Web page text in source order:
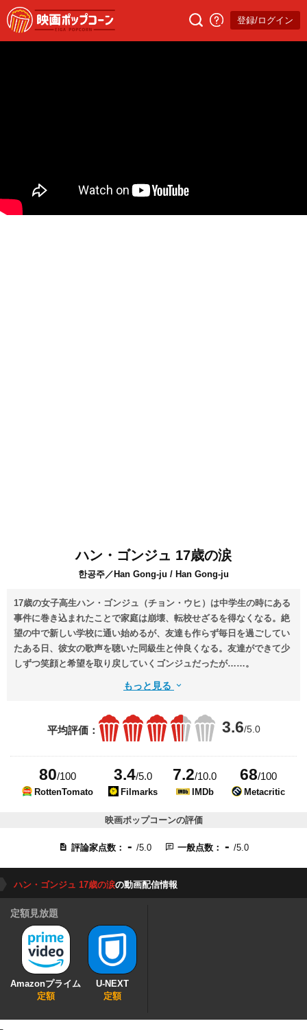
登録/ログイン
ハン・ゴンジュ 17歳の涙
한공주／Han Gong-ju / Han Gong-ju
17歳の女子高生ハン・ゴンジュ（チョン・ウヒ）は中学生の時にある
事件に巻き込まれたことで家庭は崩壊、転校せざるを得なくなる。絶
望の中で新しい学校に通い始めるが、友達も作らず毎日を過ごしてい
たある日、彼女の歌声を聴いた同級生と仲良くなる。友達ができて少
しずつ笑顔と希望を取り戻していくゴンジュだったが……。
もっと見る
平均評価： 3.6/5.0
80/100
RottenTomato
3.4/5.0
Filmarks
7.2/10.0
IMDb
68/100
Metacritic
映画ポップコーンの評価
評論家点数： - /5.0 一般点数： - /5.0
ハン・ゴンジュ 17歳の涙の動画配信情報
定額見放題
Amazonプライム
定額
U-NEXT
定額